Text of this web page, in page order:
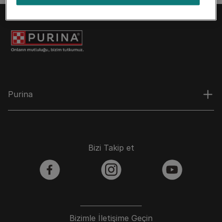
Purina
Bizimle İletişime Geçin
Bizi Takip et
facebook instagram youtube